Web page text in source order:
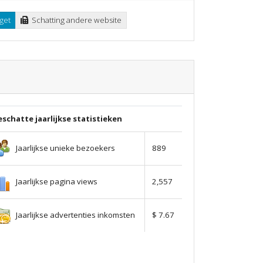
Schatting andere website
jaarlijkse statistieken
Jaarlijkse unieke bezoekers 889
Jaarlijkse pagina views 2,557
Jaarlijkse advertenties inkomsten $ 7.67